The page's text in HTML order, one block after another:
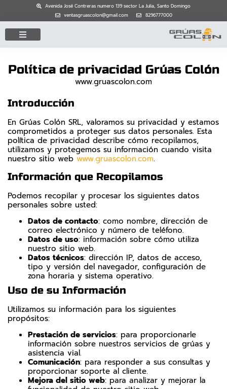
Avenida José Contreras numero 139 sector La Julia, Santo Domingo
ventasgruascolon@gmail.com
8296777000
Política de privacidad Grúas Colón
www.gruascolon.com
Introducción
En Grúas Colón SRL, valoramos su privacidad y estamos
comprometidos a proteger sus datos personales. Esta
política de privacidad describe cómo recopilamos,
utilizamos y protegemos su información cuando visita
nuestro sitio web www.gruascolon.com.
Información que Recopilamos
Podemos recopilar y procesar los siguientes datos
personales sobre usted:
Datos de contacto: como nombre, dirección de
correo electrónico y número de teléfono.
Datos de uso: información sobre cómo utiliza
nuestro sitio web.
Datos técnicos: dirección IP, datos de acceso,
tipo y versión del navegador, configuración de
zona horaria y sistema operativo.
Uso de su Información
Utilizamos su información para los siguientes
propósitos:
Prestación de servicios: para proporcionarle
información sobre nuestros servicios de grúas y
asistencia vial.
Comunicación: para responder a sus consultas y
proporcionar soporte al cliente.
Mejora del sitio web: para analizar y mejorar la